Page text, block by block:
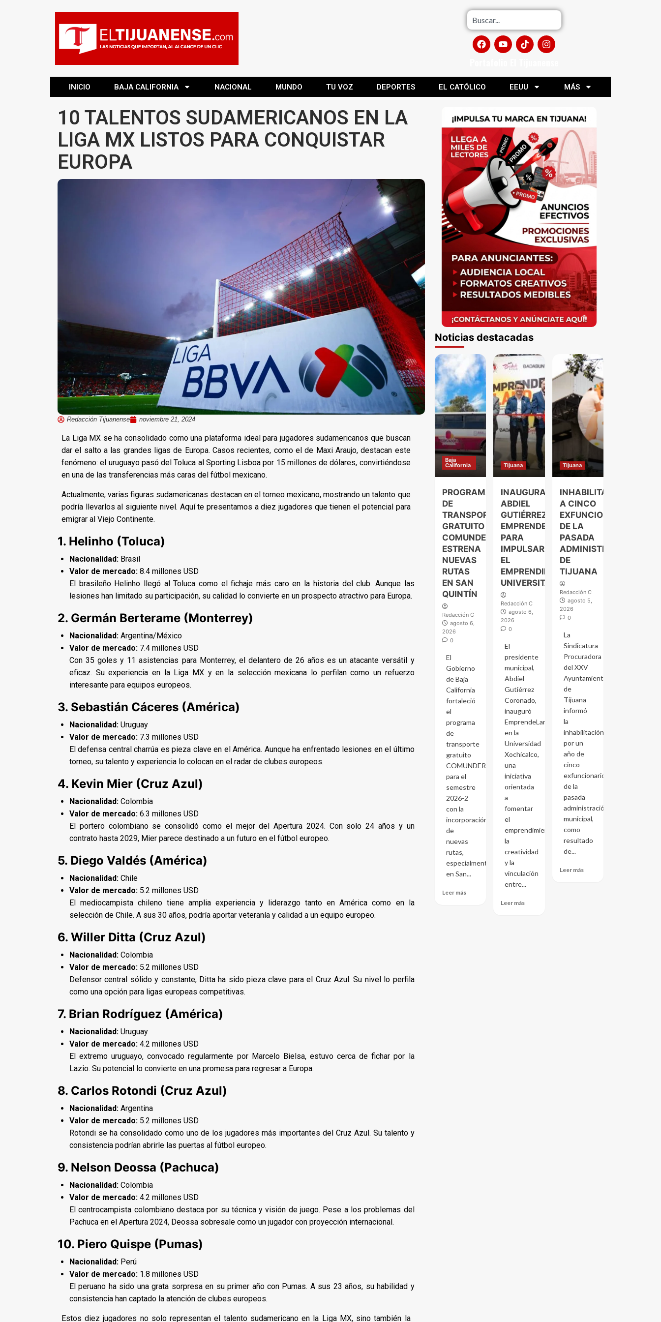
INICIO BAJA CALIFORNIA NACIONAL MUNDO TU VOZ DEPORTES EL CATÓLICO EEUU MÁS
10 TALENTOS SUDAMERICANOS EN LA
LIGA MX LISTOS PARA CONQUISTAR
EUROPA
Redacción Tijuanense noviembre 21, 2024
La Liga MX se ha consolidado como una plataforma ideal para jugadores sudamericanos que buscan
dar el salto a las grandes ligas de Europa. Casos recientes, como el de Maxi Araujo, destacan este
fenómeno: el uruguayo pasó del Toluca al Sporting Lisboa por 15 millones de dólares, convirtiéndose
en una de las transferencias más caras del fútbol mexicano.
Actualmente, varias figuras sudamericanas destacan en el torneo mexicano, mostrando un talento que
podría llevarlos al siguiente nivel. Aquí te presentamos a diez jugadores que tienen el potencial para
emigrar al Viejo Continente.
1. Helinho (Toluca)
Nacionalidad: Brasil
Valor de mercado: 8.4 millones USD
El brasileño Helinho llegó al Toluca como el fichaje más caro en la historia del club. Aunque las
lesiones han limitado su participación, su calidad lo convierte en un prospecto atractivo para Europa.
2. Germán Berterame (Monterrey)
Nacionalidad: Argentina/México
Valor de mercado: 7.4 millones USD
Con 35 goles y 11 asistencias para Monterrey, el delantero de 26 años es un atacante versátil y
eficaz. Su experiencia en la Liga MX y en la selección mexicana lo perfilan como un refuerzo
interesante para equipos europeos.
3. Sebastián Cáceres (América)
Nacionalidad: Uruguay
Valor de mercado: 7.3 millones USD
El defensa central charrúa es pieza clave en el América. Aunque ha enfrentado lesiones en el último
torneo, su talento y experiencia lo colocan en el radar de clubes europeos.
4. Kevin Mier (Cruz Azul)
Nacionalidad: Colombia
Valor de mercado: 6.3 millones USD
El portero colombiano se consolidó como el mejor del Apertura 2024. Con solo 24 años y un
contrato hasta 2029, Mier parece destinado a un futuro en el fútbol europeo.
5. Diego Valdés (América)
Nacionalidad: Chile
Valor de mercado: 5.2 millones USD
El mediocampista chileno tiene amplia experiencia y liderazgo tanto en América como en la
selección de Chile. A sus 30 años, podría aportar veteranía y calidad a un equipo europeo.
6. Willer Ditta (Cruz Azul)
Nacionalidad: Colombia
Valor de mercado: 5.2 millones USD
Defensor central sólido y constante, Ditta ha sido pieza clave para el Cruz Azul. Su nivel lo perfila
como una opción para ligas europeas competitivas.
7. Brian Rodríguez (América)
Nacionalidad: Uruguay
Valor de mercado: 4.2 millones USD
El extremo uruguayo, convocado regularmente por Marcelo Bielsa, estuvo cerca de fichar por la
Lazio. Su potencial lo convierte en una promesa para regresar a Europa.
8. Carlos Rotondi (Cruz Azul)
Nacionalidad: Argentina
Valor de mercado: 5.2 millones USD
Rotondi se ha consolidado como uno de los jugadores más importantes del Cruz Azul. Su talento y
consistencia podrían abrirle las puertas al fútbol europeo.
9. Nelson Deossa (Pachuca)
Nacionalidad: Colombia
Valor de mercado: 4.2 millones USD
El centrocampista colombiano destaca por su técnica y visión de juego. Pese a los problemas del
Pachuca en el Apertura 2024, Deossa sobresale como un jugador con proyección internacional.
10. Piero Quispe (Pumas)
Nacionalidad: Perú
Valor de mercado: 1.8 millones USD
El peruano ha sido una grata sorpresa en su primer año con Pumas. A sus 23 años, su habilidad y
consistencia han captado la atención de clubes europeos.
Estos diez jugadores no solo representan el talento sudamericano en la Liga MX, sino también la
Noticias destacadas
Baja
California
PROGRAMA
DE
TRANSPORTE
GRATUITO
COMUNDER
ESTRENA
NUEVAS
RUTAS
EN SAN
QUINTÍN
Redacción C
agosto 6,
2026
0
El
Gobierno
de Baja
California
fortaleció
el
programa
de
transporte
gratuito
COMUNDER
para el
semestre
2026-2
con la
incorporación
de
nuevas
rutas,
especialmente
en San...
Leer más
Tijuana
INAUGURA
ABDIEL
GUTIÉRREZ
EMPRENDELAND
PARA
IMPULSAR
EL
EMPRENDIMIENTO
UNIVERSITARIO
Redacción C
agosto 6,
2026
0
El
presidente
municipal,
Abdiel
Gutiérrez
Coronado,
inauguró
EmprendeLand
en la
Universidad
Xochicalco,
una
iniciativa
orientada
a
fomentar
el
emprendimiento,
la
creatividad
y la
vinculación
entre...
Leer más
Tijuana
INHABILITAN
A CINCO
EXFUNCIONARIOS
DE LA
PASADA
ADMINISTRACIÓN
DE
TIJUANA
Redacción C
agosto 5,
2026
0
La
Sindicatura
Procuradora
del XXV
Ayuntamiento
de
Tijuana
informó
la
inhabilitación
por un
año de
cinco
exfuncionarios
de la
pasada
administración
municipal,
como
resultado
de...
Leer más